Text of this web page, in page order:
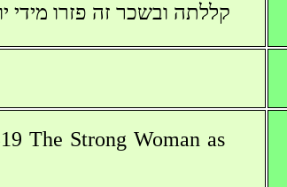
קללתה ובשכר זה פזרו מידי
The Strong Woman as